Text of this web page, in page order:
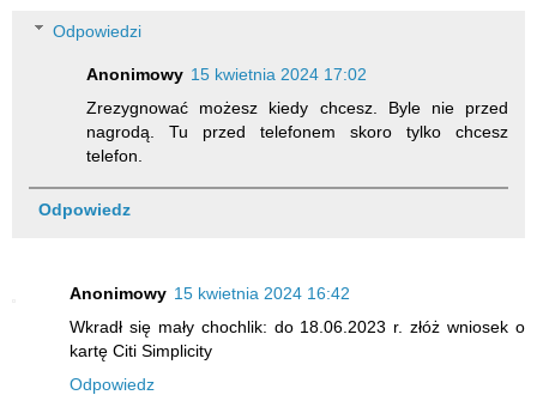
Odpowiedzi
Anonimowy 15 kwietnia 2024 17:02
Zrezygnować możesz kiedy chcesz. Byle nie przed
nagrodą. Tu przed telefonem skoro tylko chcesz
telefon.
Odpowiedz
Anonimowy 15 kwietnia 2024 16:42
Wkradł się mały chochlik: do 18.06.2023 r. złóż wniosek o
kartę Citi Simplicity
Odpowiedz